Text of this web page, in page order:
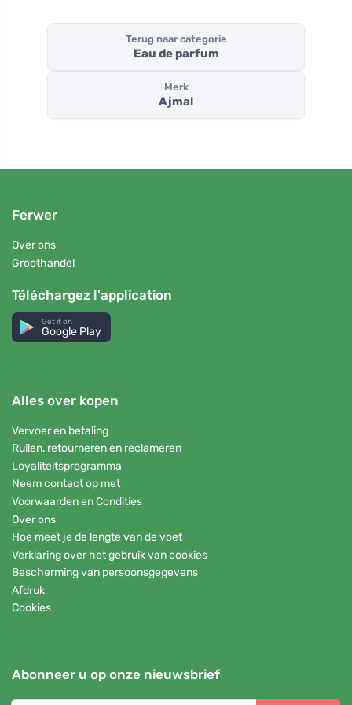
Terug naar categorie
Eau de parfum
Merk
Ajmal
Ferwer
Over ons
Groothandel
Téléchargez l'application
Get it on
Google Play
Alles over kopen
Vervoer en betaling
Ruilen, retourneren en reclameren
Loyaliteitsprogramma
Neem contact op met
Voorwaarden en Condities
Over ons
Hoe meet je de lengte van de voet
Verklaring over het gebruik van cookies
Bescherming van persoonsgegevens
Afdruk
Cookies
Abonneer u op onze nieuwsbrief